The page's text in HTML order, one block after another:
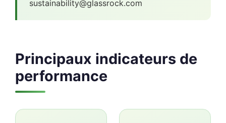
sustainability@glassrock.com
Principaux indicateurs de
performance